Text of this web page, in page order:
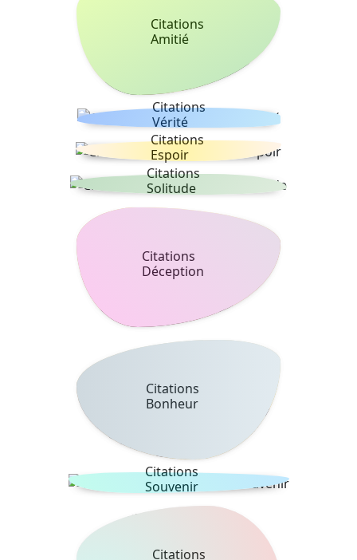
Citations
Amitié
Citations
Vérité
Citations
Espoir
Citations
Solitude
Citations
Déception
Citations
Bonheur
Citations
Souvenir
Citations